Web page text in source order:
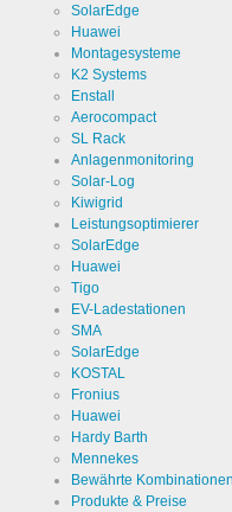
SolarEdge
Huawei
Montagesysteme
K2 Systems
Enstall
Aerocompact
SL Rack
Anlagenmonitoring
Solar-Log
Kiwigrid
Leistungsoptimierer
SolarEdge
Huawei
Tigo
EV-Ladestationen
SMA
SolarEdge
KOSTAL
Fronius
Huawei
Hardy Barth
Mennekes
Bewährte Kombinationen
Produkte & Preise
Name
Anbieter
Zweck
Cookie Name
Cookie Laufzeit 2 Jahre